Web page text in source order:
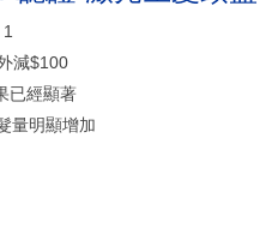
減$100
已經顯著
量明顯增加